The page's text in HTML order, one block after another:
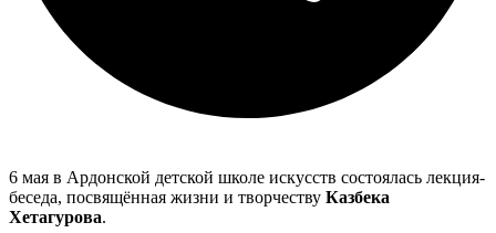
6 мая в Ардонской детской школе искусств состоялась лекция-
беседа, посвящённая жизни и творчеству Казбека
Хетагурова.